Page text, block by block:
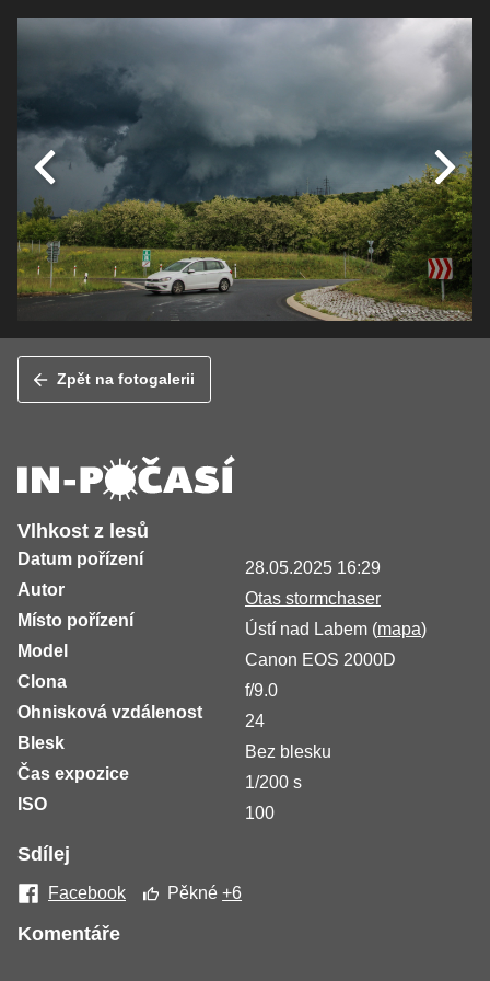
Zpět na fotogalerii
Vlhkost z lesů
Datum pořízení
28.05.2025 16:29
Autor
Otas stormchaser
Místo pořízení
Ústí nad Labem (mapa)
Model
Canon EOS 2000D
Clona
f/9.0
Ohnisková vzdálenost
24
Blesk
Bez blesku
Čas expozice
1/200 s
ISO
100
Sdílej
Facebook Pěkné+6
Komentáře